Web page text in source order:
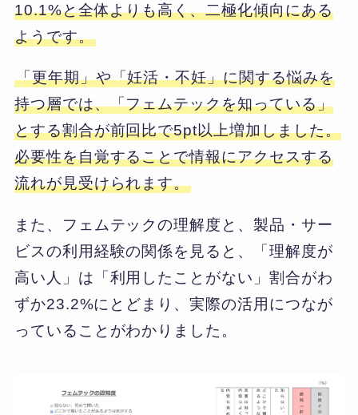
10.1%と全体よりも高く、二極化傾向にある
ようです。
「更年期」や「妊活・不妊」に関する悩みを
持つ層では、「フェムテックを知っている」
とする割合が前回比で5pt以上増加しました。
必要性を自覚することで情報にアクセスする
流れが見受けられます。
また、フェムテックの理解度と、製品・サー
ビスの利用経験の関係を見ると、「理解度が
高い人」は「利用したことがない」割合がわ
ずか23.2%にとどまり、実際の活用につなが
っていることがわかりました。